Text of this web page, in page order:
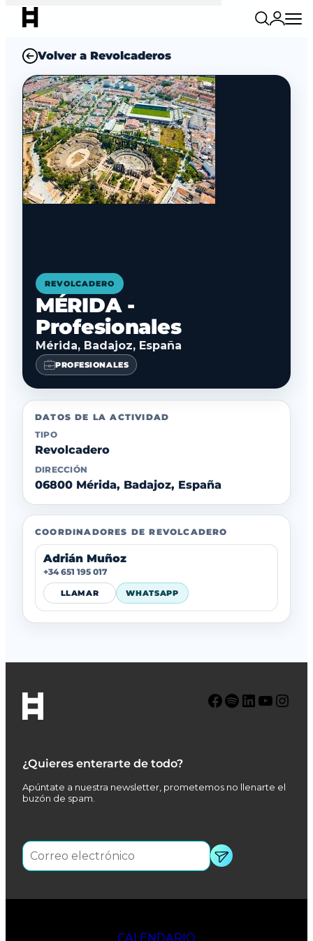
Volver a Revolcaderos
REVOLCADERO
MÉRIDA -
Profesionales
Mérida, Badajoz, España
PROFESIONALES
DATOS DE LA ACTIVIDAD
TIPO
Revolcadero
DIRECCIÓN
06800 Mérida, Badajoz, España
COORDINADORES DE REVOLCADERO
Adrián Muñoz
+34 651 195 017
LLAMAR WHATSAPP
¿Quieres enterarte de todo?
Apúntate a nuestra newsletter, prometemos no llenarte el
buzón de spam.
Facebook Spotify LinkedIn YouTube Instagram
CALENDARIO